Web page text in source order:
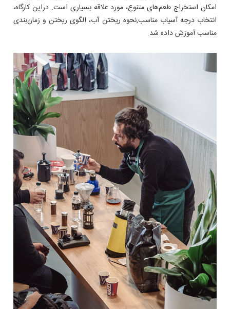
امکان استخراج طعم‌های متنوع، مورد علاقه بسیاری است. دراین کارگاه،
انتخاب درجه آسیاب مناسب,نحوه ریختن آب، الگوی ریختن و زمان‌بندی
مناسب آموزش داده شد.